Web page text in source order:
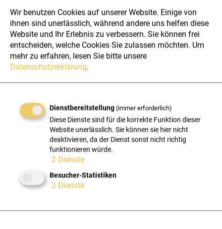
Sie haben noch weitere Fragen
wie Sie eine ISO 27001
Zertifizierung in Ihrem
Unternehmen umsetzen können?
Gerne beraten wir Sie auch bei allen technischen Fragen
hinsichtlich der Umsetzung einer ISO 27001
NAME
FIRMA
E-MAIL
Wir benutzen Cookies auf unserer Website. Einige von
ihnen sind unerlässlich, während andere uns helfen diese
Website und Ihr Erlebnis zu verbessern. Sie können frei
entscheiden, welche Cookies Sie zulassen möchten. Um
mehr zu erfahren, lesen Sie bitte unsere
Datenschutzerklärung.
Dienstbereitstellung (immer erforderlich)
Diese Dienste sind für die korrekte Funktion dieser
Website unerlässlich. Sie können sie hier nicht
deaktivieren, da der Dienst sonst nicht richtig
funktionieren würde.
2 Dienste
Besucher-Statistiken
2 Dienste